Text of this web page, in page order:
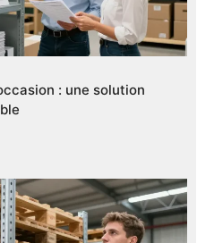
: une solution